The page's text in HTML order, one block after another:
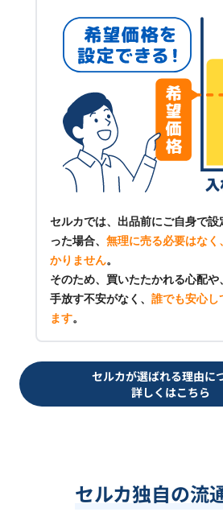
セルカでは、出品前にご自身で設
った場合、 無理に売る必要はなく
かりません。
そのため、買いたたかれる心配
手放す不安がなく、 誰でも安心し
ます。
セルカが選ばれる理由に
詳しくはこちら
セルカ独自の流